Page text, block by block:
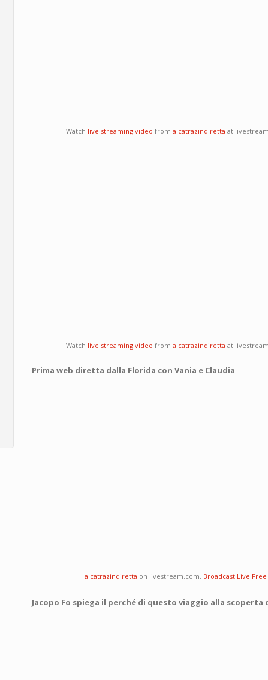
Watch live streaming video from alcatrazindiretta at
Watch live streaming video from alcatrazindiretta at
Prima web diretta dalla Florida con Vania e Claudia
alcatrazindiretta on livestream.com. Broadcast Live Free
Jacopo Fo spiega il perché di questo viaggio alla scoperta